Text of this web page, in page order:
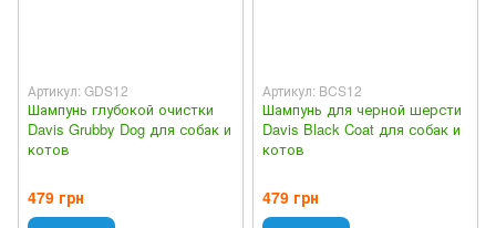
Артикул: GDS12
Шампунь глубокой очистки
Davis Grubby Dog для собак и
котов
479 грн
Артикул: BCS12
Шампунь для черной шерсти
Davis Black Coat для собак и
котов
479 грн